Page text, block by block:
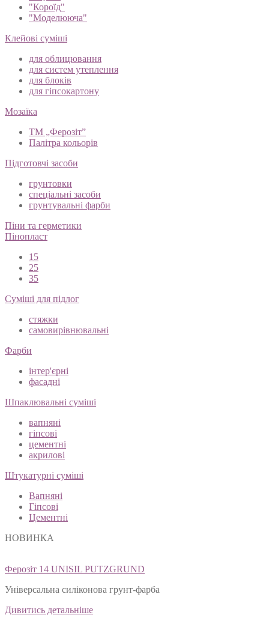
"Короїд"
"Моделююча"
Клейові суміші
для облицювання
для систем утеплення
для блоків
для гіпсокартону
Мозаїка
ТМ „Ферозіт”
Палітра кольорів
Підготовчі засоби
грунтовки
спеціальні засоби
грунтувальні фарби
Піни та герметики
Пінопласт
15
25
35
Суміші для підлог
стяжки
самовирівнювальні
Фарби
інтер'єрні
фасадні
Шпаклювальні суміші
вапняні
гіпсові
цементні
акрилові
Штукатурні суміші
Вапняні
Гіпсові
Цементні
НОВИНКА
Ферозіт 14 UNISIL PUTZGRUND
Універсальна силіконова грунт-фарба
Дивитись детальніше